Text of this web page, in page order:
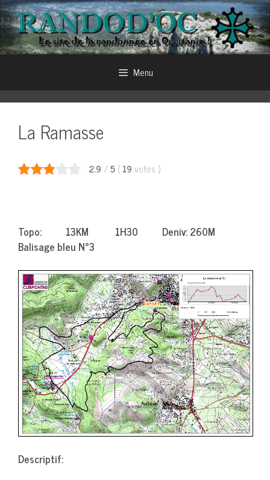
Aller
au
contenu
Menu
La Ramasse
2.9 /5 ( 19 votes )
Topo: 13KM 1H30 Deniv: 260M
Balisage bleu N°3
Descriptif: